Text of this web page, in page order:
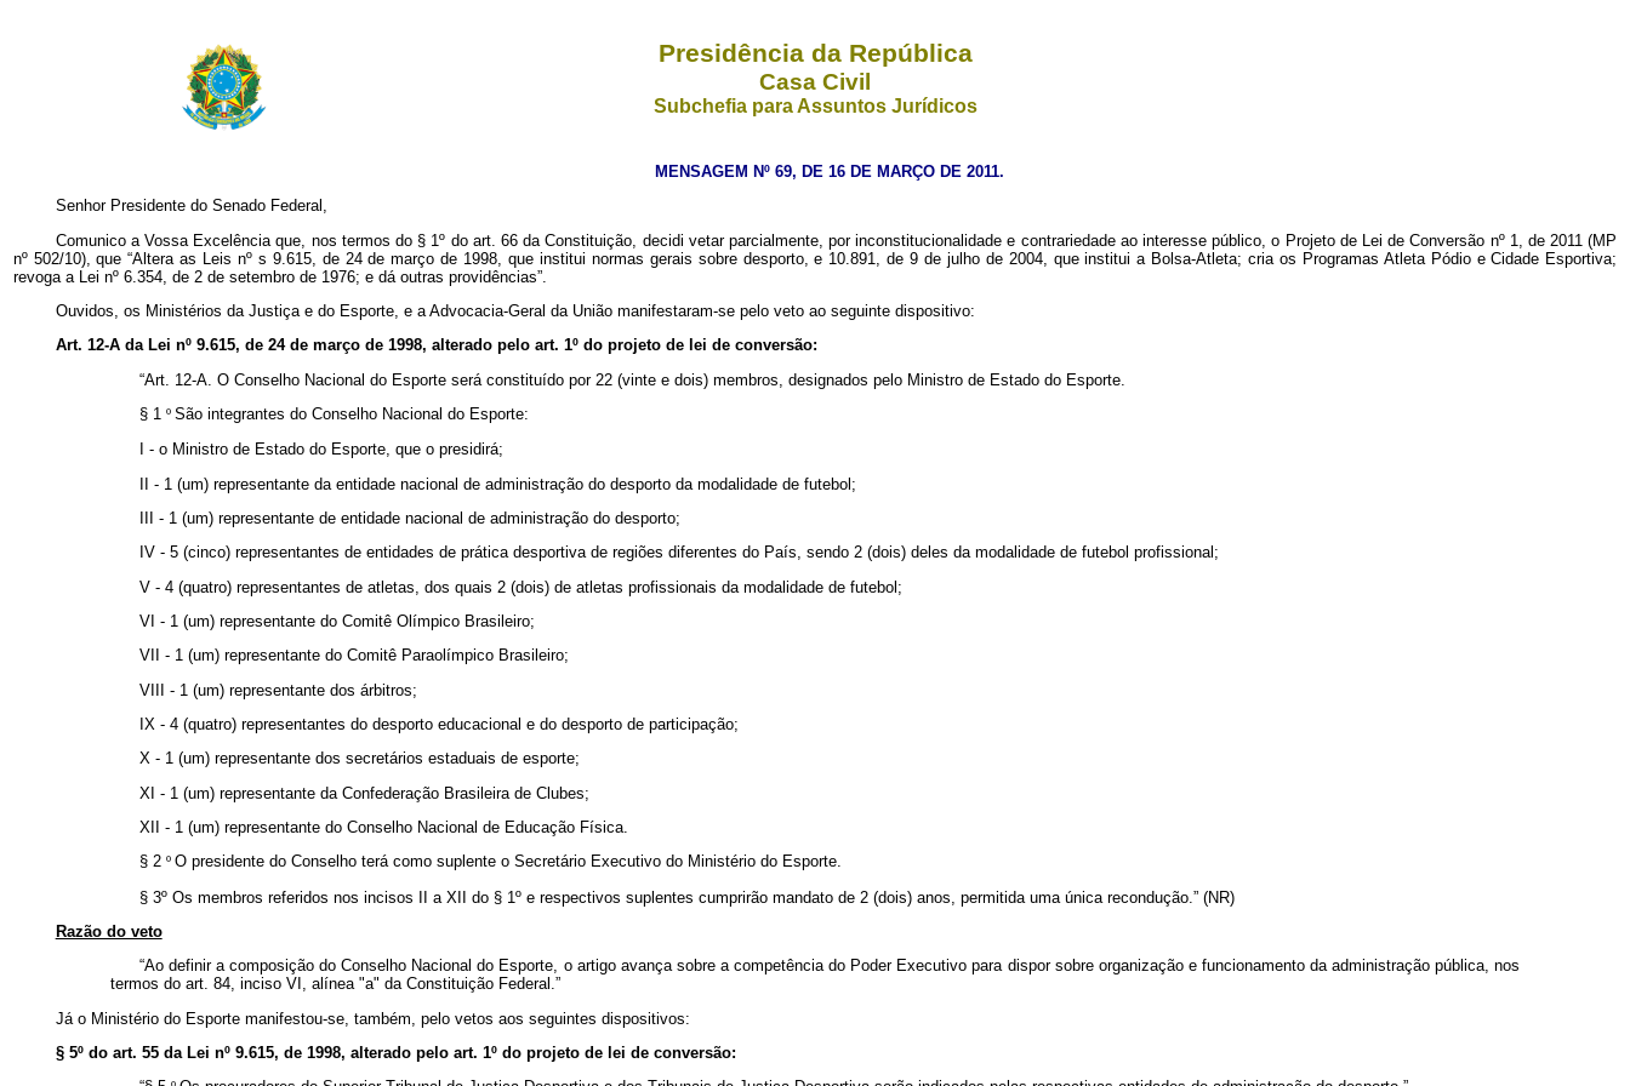
Presidência da República
Casa Civil
Subchefia para Assuntos Jurídicos
MENSAGEM Nº 69, DE 16 DE MARÇO DE 2011.
Senhor Presidente do Senado Federal,
Comunico a Vossa Excelência que, nos termos do § 1º do art. 66 da Constituição, decidi vetar parcialmente, por inconstitucionalidade e contrariedade ao interesse público, o Projeto de Lei de Conversão nº 1, de 2011 (MP
nº 502/10), que “Altera as Leis nº s 9.615, de 24 de março de 1998, que institui normas gerais sobre desporto, e 10.891, de 9 de julho de 2004, que institui a Bolsa-Atleta; cria os Programas Atleta Pódio e Cidade Esportiva;
revoga a Lei nº 6.354, de 2 de setembro de 1976; e dá outras providências”.
Ouvidos, os Ministérios da Justiça e do Esporte, e a Advocacia-Geral da União manifestaram-se pelo veto ao seguinte dispositivo:
Art. 12-A da Lei nº 9.615, de 24 de março de 1998, alterado pelo art. 1º do projeto de lei de conversão:
“Art. 12-A. O Conselho Nacional do Esporte será constituído por 22 (vinte e dois) membros, designados pelo Ministro de Estado do Esporte.
§ 1 º São integrantes do Conselho Nacional do Esporte:
I - o Ministro de Estado do Esporte, que o presidirá;
II - 1 (um) representante da entidade nacional de administração do desporto da modalidade de futebol;
III - 1 (um) representante de entidade nacional de administração do desporto;
IV - 5 (cinco) representantes de entidades de prática desportiva de regiões diferentes do País, sendo 2 (dois) deles da modalidade de futebol profissional;
V - 4 (quatro) representantes de atletas, dos quais 2 (dois) de atletas profissionais da modalidade de futebol;
VI - 1 (um) representante do Comitê Olímpico Brasileiro;
VII - 1 (um) representante do Comitê Paraolímpico Brasileiro;
VIII - 1 (um) representante dos árbitros;
IX - 4 (quatro) representantes do desporto educacional e do desporto de participação;
X - 1 (um) representante dos secretários estaduais de esporte;
XI - 1 (um) representante da Confederação Brasileira de Clubes;
XII - 1 (um) representante do Conselho Nacional de Educação Física.
§ 2 º O presidente do Conselho terá como suplente o Secretário Executivo do Ministério do Esporte.
§ 3º Os membros referidos nos incisos II a XII do § 1º e respectivos suplentes cumprirão mandato de 2 (dois) anos, permitida uma única recondução.” (NR)
Razão do veto
“Ao definir a composição do Conselho Nacional do Esporte, o artigo avança sobre a competência do Poder Executivo para dispor sobre organização e funcionamento da administração pública, nos
termos do art. 84, inciso VI, alínea "a" da Constituição Federal.”
Já o Ministério do Esporte manifestou-se, também, pelo vetos aos seguintes dispositivos:
§ 5º do art. 55 da Lei nº 9.615, de 1998, alterado pelo art. 1º do projeto de lei de conversão: